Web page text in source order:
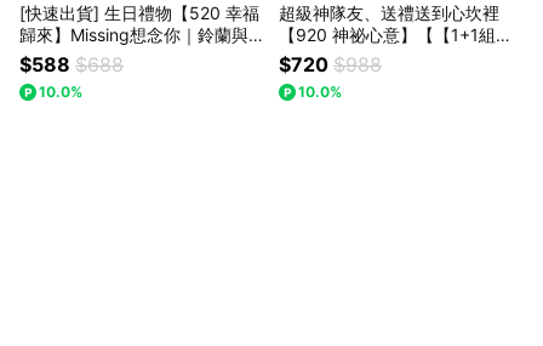
[快速出貨] 生日禮物【520 幸福
歸來】Missing想念你｜鈴蘭與
笑臉向日葵針織花：手作的恆久
祝福，告白首選
$588 $688
10.0%
超級神隊友、送禮送到心坎裡
【920 神祕心意】【【1+1組合
(小歐風花束+草莓熊玩偶】】Mi
ssing Missing想念你｜小歐風手
捧花束(預購)生日禮物
$720 $988
10.0%